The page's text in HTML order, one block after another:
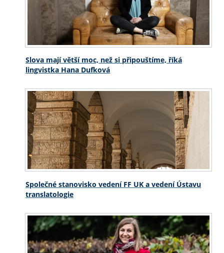
Slova mají větší moc, než si připouštíme, říká
lingvistka Hana Dufková
Společné stanovisko vedení FF UK a vedení Ústavu
translatologie